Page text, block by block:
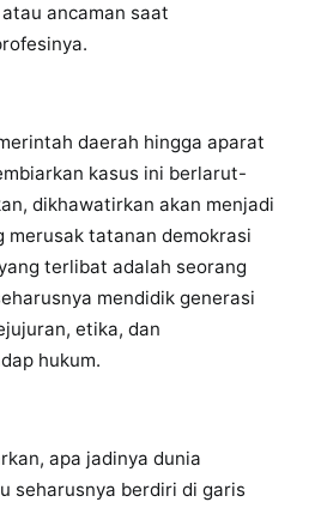
ancaman saat
daerah hingga aparat
kasus ini berlarut-
dikhawatirkan akan menjadi
merusak tatanan demokrasi
terlibat adalah seorang
mendidik generasi
etika, dan
hukum.
apa jadinya dunia
seharusnya berdiri di garis